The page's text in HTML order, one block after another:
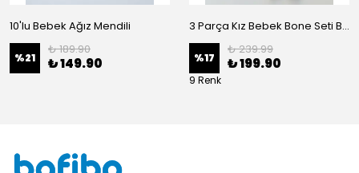
10'lu Bebek Ağız Mendili
%21
₺ 189.90
₺ 149.90
3 Parça Kız Bebek Bone Seti BN02 - Beyaz
%17
₺ 239.99
₺ 199.90
9 Renk